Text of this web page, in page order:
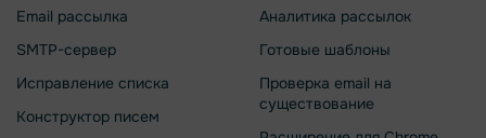
Email рассылка
SMTP-сервер
Исправление списка
Конструктор писем
Аналитика рассылок
Готовые шаблоны
Проверка email на
существование